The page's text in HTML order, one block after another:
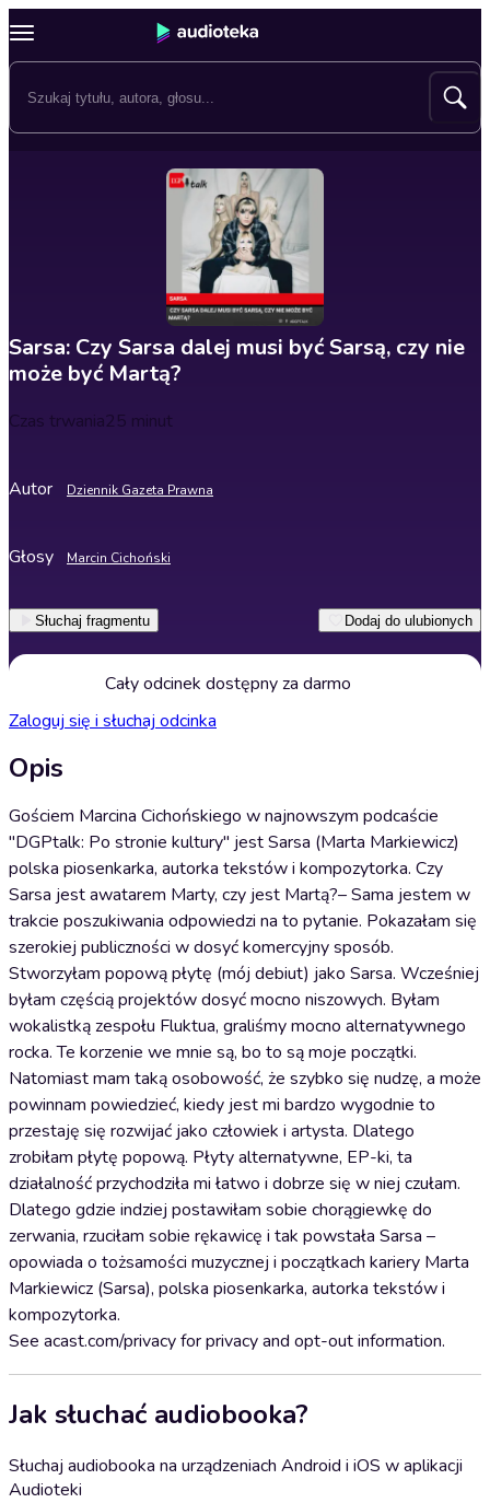
Sarsa: Czy Sarsa dalej musi być Sarsą, czy nie
może być Martą?
Czas trwania25 minut
Autor Dziennik Gazeta Prawna
Głosy Marcin Cichoński
Słuchaj fragmentu Dodaj do ulubionych
Cały odcinek dostępny za darmo
Zaloguj się i słuchaj odcinka
Opis
Gościem Marcina Cichońskiego w najnowszym podcaście
"DGPtalk: Po stronie kultury" jest Sarsa (Marta Markiewicz)
polska piosenkarka, autorka tekstów i kompozytorka. Czy
Sarsa jest awatarem Marty, czy jest Martą? – Sama jestem w
trakcie poszukiwania odpowiedzi na to pytanie. Pokazałam się
szerokiej publiczności w dosyć komercyjny sposób.
Stworzyłam popową płytę (mój debiut) jako Sarsa. Wcześniej
byłam częścią projektów dosyć mocno niszowych. Byłam
wokalistką zespołu Fluktua, graliśmy mocno alternatywnego
rocka. Te korzenie we mnie są, bo to są moje początki.
Natomiast mam taką osobowość, że szybko się nudzę, a może
powinnam powiedzieć, kiedy jest mi bardzo wygodnie to
przestaję się rozwijać jako człowiek i artysta. Dlatego
zrobiłam płytę popową. Płyty alternatywne, EP-ki, ta
działalność przychodziła mi łatwo i dobrze się w niej czułam.
Dlatego gdzie indziej postawiłam sobie chorągiewkę do
zerwania, rzuciłam sobie rękawicę i tak powstała Sarsa –
opowiada o tożsamości muzycznej i początkach kariery Marta
Markiewicz (Sarsa), polska piosenkarka, autorka tekstów i
kompozytorka.
See acast.com/privacy for privacy and opt-out information.
Jak słuchać audiobooka?
Słuchaj audiobooka na urządzeniach Android i iOS w aplikacji
Audioteki